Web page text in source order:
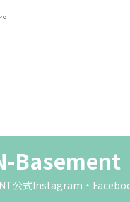
Basement
公式Instagram・